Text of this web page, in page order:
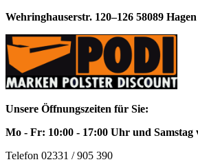
Wehringhauserstr. 120–126 58089 Hagen
Unsere Öffnungszeiten für Sie:
Mo - Fr: 10:00 - 17:00 Uhr und Samstag
Telefon 02331 / 905 390